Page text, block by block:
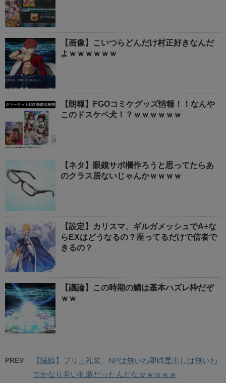
【画像】こいつらどんだけ村正好きなんだ
よｗｗｗｗｗｗ
【朗報】FGOコミケグッズ情報！！なんや
このドスケベ犬！？ｗｗｗｗｗｗ
【ネタ】眼鏡サポ欄作ろうと思ってたらあ
のクラス居ないじゃんかｗｗｗｗ
【設定】カリスマ、ギルガメッシュでA+な
らEXはどうなるの？座ってるだけで信者で
きるの？
【議論】この時期の鯖は基本ハズレ枠だぞ
ｗｗ
PREV
【議論】ブリュ礼装、NPは無いわ即時星出しは無いわ
でかなり辛い礼装だったんだなｗｗｗｗｗ